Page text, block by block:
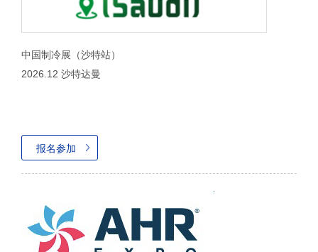
中国制冷展（沙特站）
2026.12 沙特达曼
报名参加